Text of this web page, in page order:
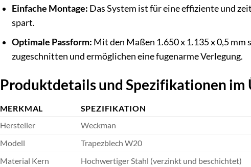
Einfache Montage: Das System ist für eine effiziente und
spart.
Optimale Passform: Mit den Maßen 1.650 x 1.135 x 0,5
zugeschnitten und ermöglichen eine fugenarme Verlegung.
Produktdetails und Spezifikationen im
MERKMAL
SPEZIFIKATION
Hersteller
Weckman
Modell
Trapezblech W20
Material Kern
Hochwertiger Stahl (verzinkt und beschichtet)